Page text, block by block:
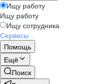
Ищу работу
Ищу работу
Ищу сотрудника
Сервисы
Помощь
Ещё
Поиск